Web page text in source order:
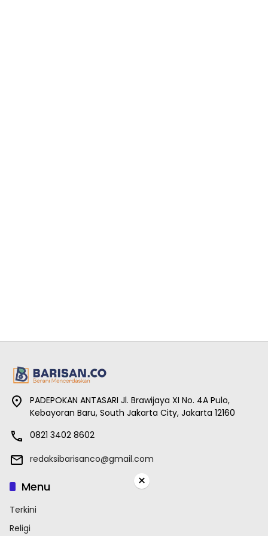
PADEPOKAN ANTASARI Jl. Brawijaya XI No. 4A Pulo,
Kebayoran Baru, South Jakarta City, Jakarta 12160
0821 3402 8602
redaksibarisanco@gmail.com
Menu
Terkini
Religi
×